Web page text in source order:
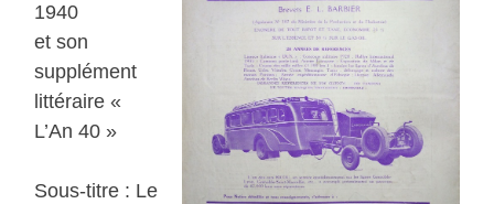
1940
et son
supplément
littéraire «
L’An 40 »
Sous-titre : Le